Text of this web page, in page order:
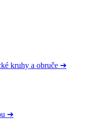
kruhy a obruče ➔
➔